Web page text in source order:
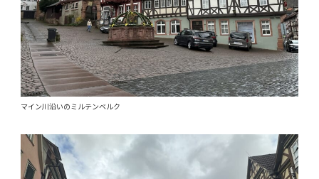
マイン川沿いのミルテンベルク